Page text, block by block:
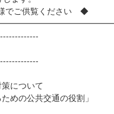
でご供覧ください ◆
について
めの公共交通の役割」